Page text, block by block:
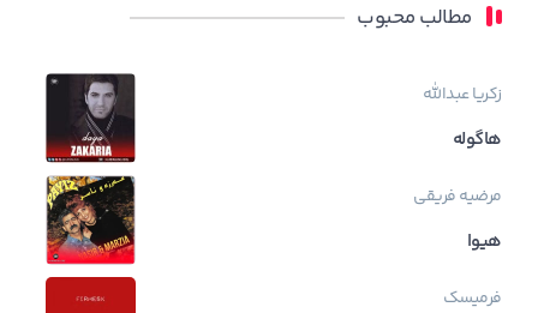
مطالب محبوب
زکریا عبدالله
هاگوله
مرضیه فریقی
هیوا
فرمیسک